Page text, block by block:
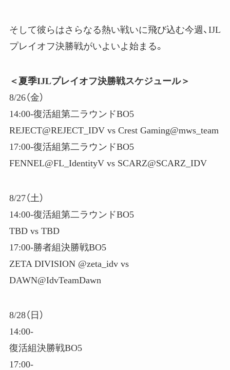
そして彼らはさらなる熱い戦いに飛び込む今週、IJL
プレイオフ決勝戦がいよいよ始まる。
＜夏季IJLプレイオフ決勝戦スケジュール＞
8/26（金）
14:00-復活組第二ラウンドBO5
REJECT@REJECT_IDV vs Crest Gaming@mws_team
17:00-復活組第二ラウンドBO5
FENNEL@FL_IdentityV vs SCARZ@SCARZ_IDV
8/27（土）
14:00-復活組第二ラウンドBO5
TBD vs TBD
17:00-勝者組決勝戦BO5
ZETA DIVISION @zeta_idv vs
DAWN@IdvTeamDawn
8/28（日）
14:00-
復活組決勝戦BO5
17:00-